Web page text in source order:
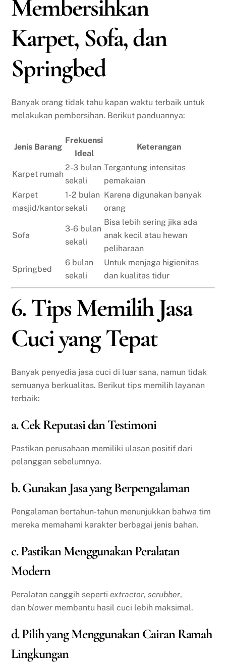
Membersihkan
Karpet, Sofa, dan
Springbed
Banyak orang tidak tahu kapan waktu terbaik untuk
melakukan pembersihan. Berikut panduannya:
Jenis Barang
Frekuensi
Ideal
Keterangan
Karpet rumah
2-3 bulan
sekali
Tergantung intensitas
pemakaian
Karpet
masjid/kantor
1-2 bulan
sekali
Karena digunakan banyak
orang
Sofa
3-6 bulan
sekali
Bisa lebih sering jika ada
anak kecil atau hewan
peliharaan
Springbed
6 bulan
sekali
Untuk menjaga higienitas
dan kualitas tidur
6. Tips Memilih Jasa
Cuci yang Tepat
Banyak penyedia jasa cuci di luar sana, namun tidak
semuanya berkualitas. Berikut tips memilih layanan
terbaik:
a. Cek Reputasi dan Testimoni
Pastikan perusahaan memiliki ulasan positif dari
pelanggan sebelumnya.
b. Gunakan Jasa yang Berpengalaman
Pengalaman bertahun-tahun menunjukkan bahwa tim
mereka memahami karakter berbagai jenis bahan.
c. Pastikan Menggunakan Peralatan
Modern
Peralatan canggih sepertiextractor,scrubber,
dan blower membantu hasil cuci lebih maksimal.
d. Pilih yang Menggunakan Cairan Ramah
Lingkungan